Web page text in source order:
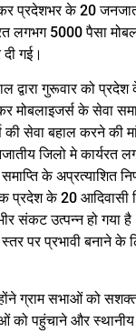
प्रदेशभर के 20
लगभग 5000 पैसा
गई।
द्वारा गुरूवार को
मोबलाइजर्स के सेवा
की सेवा बहाल करने की
जिलो मे कार्यरत
के अप्रत्याशित
प्रदेश के 20
संकट उत्पन्न हो गया
पर प्रभावी बनाने के
ग्राम सभाओं को
को पहुंचाने और